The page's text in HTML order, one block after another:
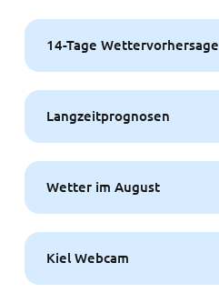
14-Tage Wettervorhersage
Langzeitprognosen
Wetter im August
Kiel Webcam